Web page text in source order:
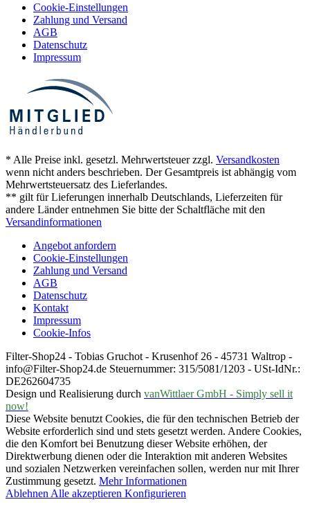
Cookie-Einstellungen
Zahlung und Versand
AGB
Datenschutz
Impressum
* Alle Preise inkl. gesetzl. Mehrwertsteuer zzgl. Versandkosten
wenn nicht anders beschrieben. Der Gesamtpreis ist abhängig vom
Mehrwertsteuersatz des Lieferlandes.
** gilt für Lieferungen innerhalb Deutschlands, Lieferzeiten für
andere Länder entnehmen Sie bitte der Schaltfläche mit den
Versandinformationen
Angebot anfordern
Cookie-Einstellungen
Zahlung und Versand
AGB
Datenschutz
Kontakt
Impressum
Cookie-Infos
Filter-Shop24 - Tobias Gruchot - Krusenhof 26 - 45731 Waltrop -
info@Filter-Shop24.de Steuernummer: 315/5081/1203 - USt-IdNr.:
DE262604735
Design und Realisierung durch vanWittlaer GmbH - Simply sell it
now!
Diese Website benutzt Cookies, die für den technischen Betrieb der
Website erforderlich sind und stets gesetzt werden. Andere Cookies,
die den Komfort bei Benutzung dieser Website erhöhen, der
Direktwerbung dienen oder die Interaktion mit anderen Websites
und sozialen Netzwerken vereinfachen sollen, werden nur mit Ihrer
Zustimmung gesetzt. Mehr Informationen
Ablehnen Alle akzeptieren Konfigurieren